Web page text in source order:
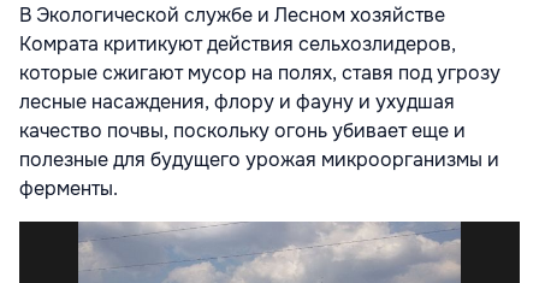
В Экологической службе и Лесном хозяйстве
Комрата критикуют действия сельхозлидеров,
которые сжигают мусор на полях, ставя под угрозу
лесные насаждения, флору и фауну и ухудшая
качество почвы, поскольку огонь убивает еще и
полезные для будущего урожая микроорганизмы и
ферменты.